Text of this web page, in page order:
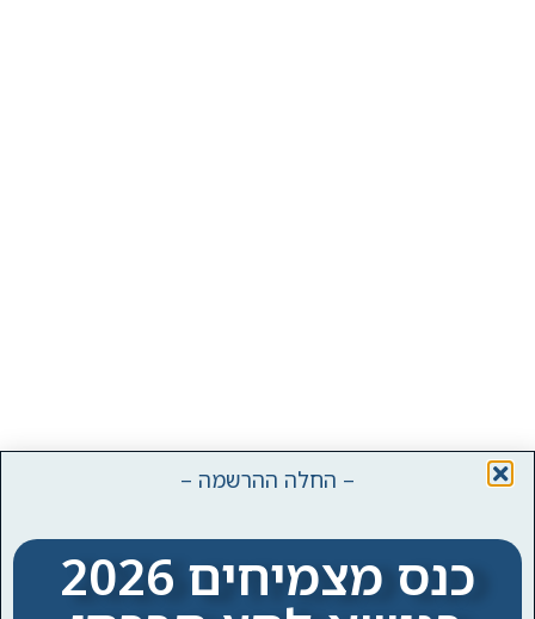
– החלה ההרשמה –
כנס מצמיחים 2026